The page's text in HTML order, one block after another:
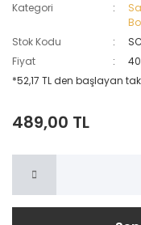
Kategori
Stok Kodu
Fiyat
*52,17 TL den başlayan
489,00 TL